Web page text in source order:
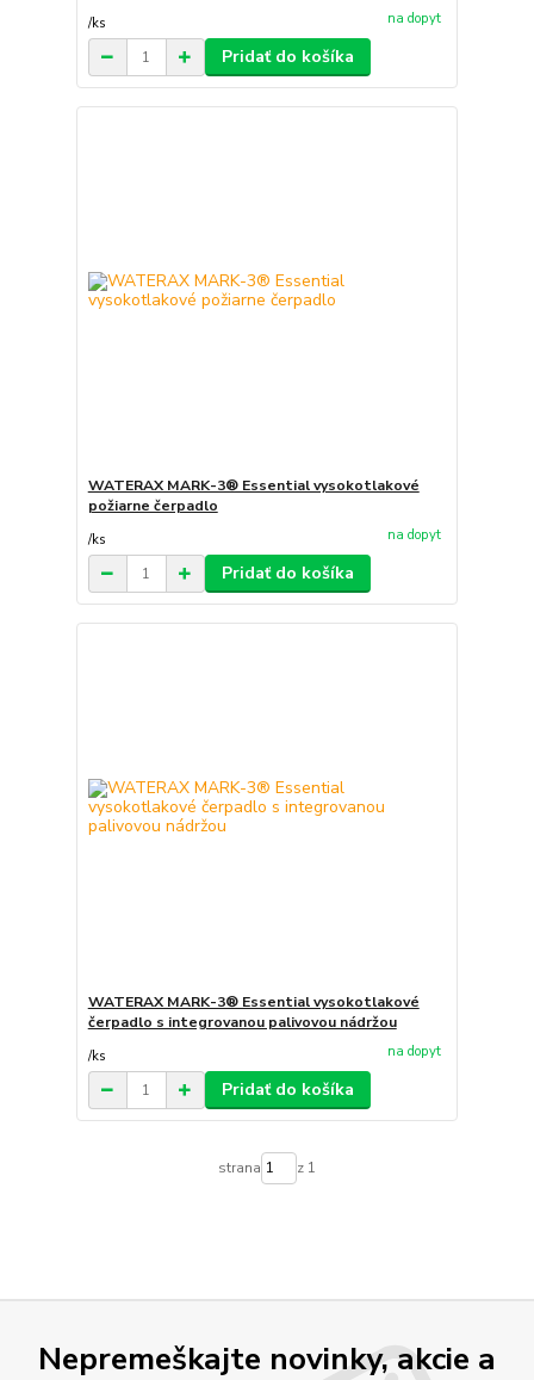
/ks na dopyt
Pridať do košíka
WATERAX MARK-3® Essential vysokotlakové
požiarne čerpadlo
/ks na dopyt
Pridať do košíka
WATERAX MARK-3® Essential vysokotlakové
čerpadlo s integrovanou palivovou nádržou
/ks na dopyt
Pridať do košíka
strana z 1
Nepremeškajte novinky, akcie a